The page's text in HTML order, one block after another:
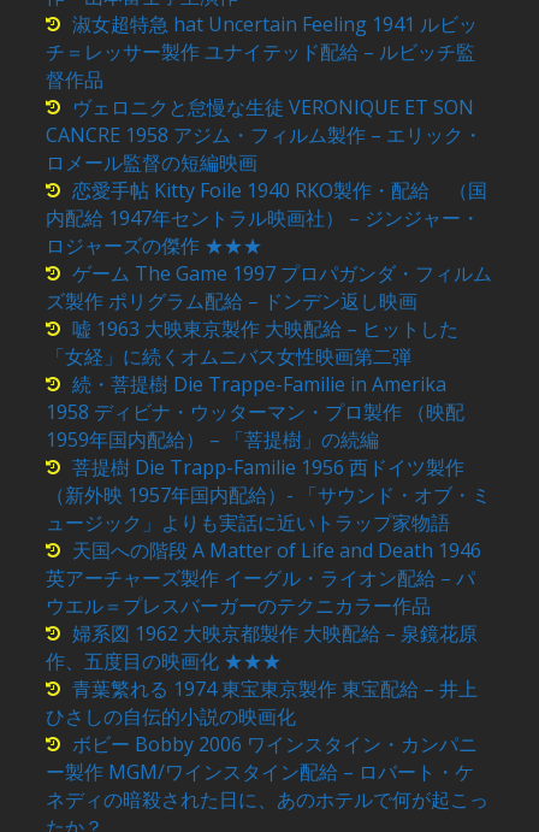
淑女超特急 hat Uncertain Feeling 1941 ルビッ
チ＝レッサー製作 ユナイテッド配給 – ルビッチ監
督作品
ヴェロニクと怠慢な生徒 VERONIQUE ET SON
CANCRE 1958 アジム・フィルム製作 – エリック・
ロメール監督の短編映画
恋愛手帖 Kitty Foile 1940 RKO製作・配給 （国
内配給 1947年セントラル映画社） – ジンジャー・
ロジャーズの傑作 ★★★
ゲーム The Game 1997 プロパガンダ・フィルム
ズ製作 ポリグラム配給 – ドンデン返し映画
嘘 1963 大映東京製作 大映配給 – ヒットした
「女経」に続くオムニバス女性映画第二弾
続・菩提樹 Die Trappe-Familie in Amerika
1958 ディビナ・ウッターマン・プロ製作 （映配
1959年国内配給） – 「菩提樹」の続編
菩提樹 Die Trapp-Familie 1956 西ドイツ製作
（新外映 1957年国内配給）- 「サウンド・オブ・ミ
ュージック」よりも実話に近いトラップ家物語
天国への階段 A Matter of Life and Death 1946
英アーチャーズ製作 イーグル・ライオン配給 – パ
ウエル＝プレスバーガーのテクニカラー作品
婦系図 1962 大映京都製作 大映配給 – 泉鏡花原
作、五度目の映画化 ★★★
青葉繁れる 1974 東宝東京製作 東宝配給 – 井上
ひさしの自伝的小説の映画化
ボビー Bobby 2006 ワインスタイン・カンパニ
ー製作 MGM/ワインスタイン配給 – ロバート・ケ
ネディの暗殺された日に、あのホテルで何が起こっ